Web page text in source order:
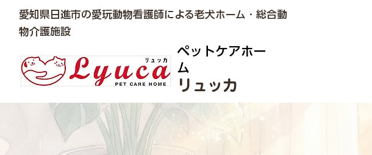
愛知県日進市の愛玩動物看護師による老犬ホーム・総合動
物介護施設
ペットケアホー
ム
リュッカ​